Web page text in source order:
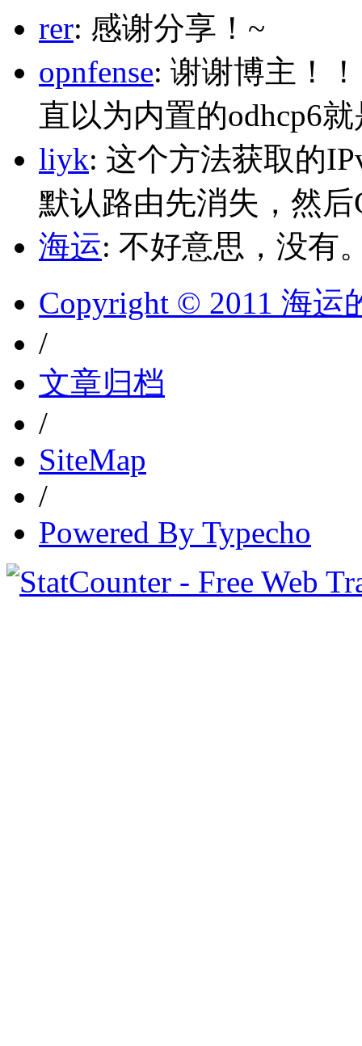
rer: 感谢分享！~
opnfense: 谢谢博主！
直以为内置的odhcp6
liyk: 这个方法获取的
默认路由先消失，然
海运: 不好意思，没有
Copyright © 2011 海运
/
文章归档
/
SiteMap
/
Powered By Typecho